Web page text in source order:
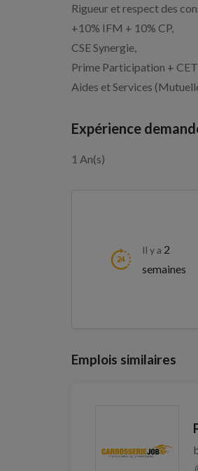
Rigueur et respect des
+10% IFM + 10% CP,
CSE Synergie,
Prime Participation + CET
Aides et Services
Expérience
1 An(s)
Il y a 2
semaines
Emplois similaires